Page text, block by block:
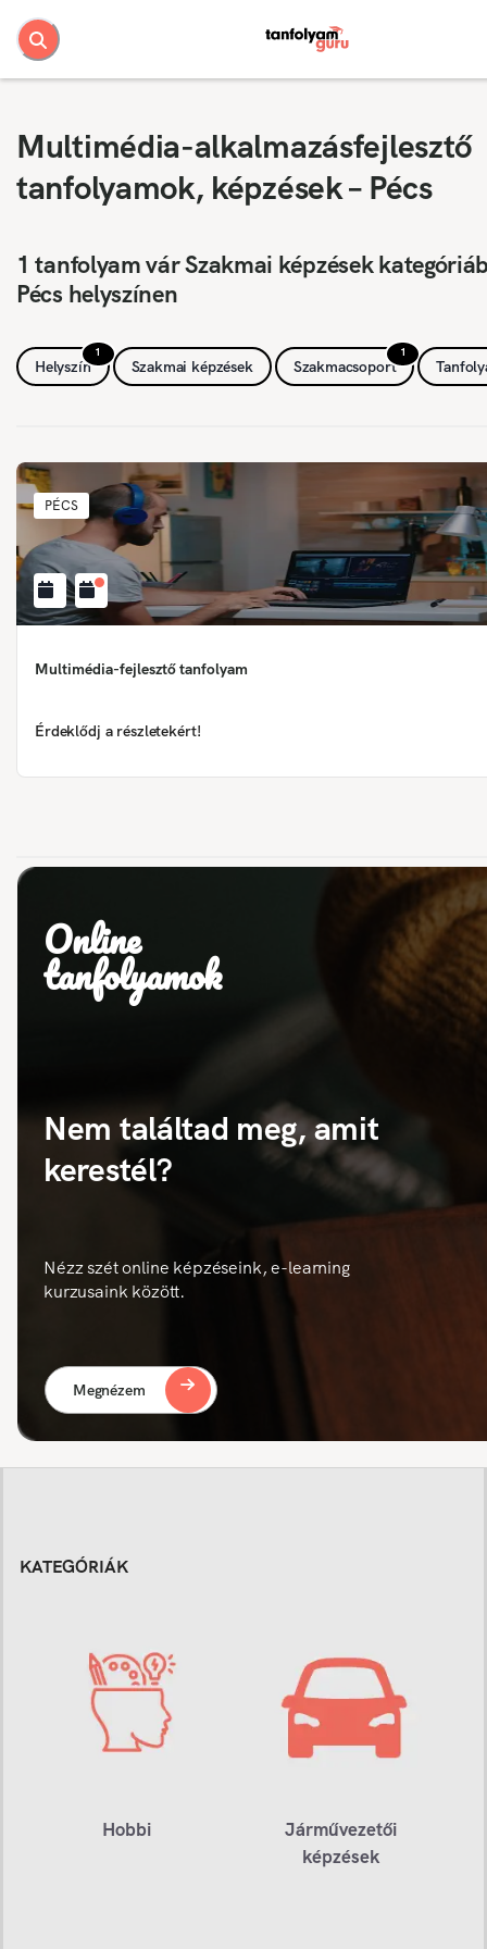
Multimédia-alkalmazásfejlesztő
tanfolyamok, képzések – Pécs
1 tanfolyam vár Szakmai képzések
Pécs helyszínen
1
Helyszín Szakmai képzések
1
Szakmacsoport
PÉCS
Multimédia-fejlesztő tanfolyam
Érdeklődj a részletekért!
Online
tanfolyamok
Nem találtad meg, amit
kerestél?
Nézz szét online képzéseink, e-learning
kurzusaink között.
Megnézem
KATEGÓRIÁK
Hobbi
Járművezetői
képzések